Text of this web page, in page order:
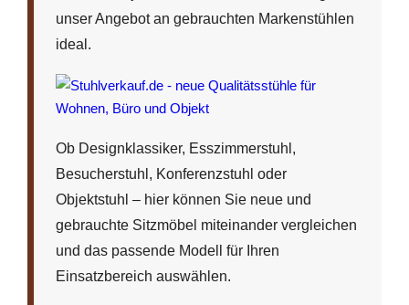
unser Angebot an gebrauchten Markenstühlen
ideal.
Ob Designklassiker, Esszimmerstuhl,
Besucherstuhl, Konferenzstuhl oder
Objektstuhl – hier können Sie neue und
gebrauchte Sitzmöbel miteinander vergleichen
und das passende Modell für Ihren
Einsatzbereich auswählen.